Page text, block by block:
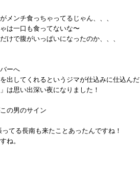
メンチ食っちゃってるじゃん、、、
は一口も食ってないな〜
けで腹がいっぱいになったのか、、、
ーへ
出してくれるというジマが仕込みに仕込んだ
は思い出深い夜になりました！
の男のサイン
ってる長南も来たことあったんですね！
ね。